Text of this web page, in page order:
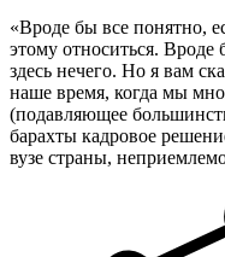
«Вроде бы все понятно,
этому относиться. Вроде
здесь нечего. Но я вам
наше время, когда мы
(подавляющее
барахты кадровое
вузе страны,